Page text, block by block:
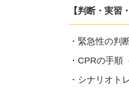
【判断・実習
緊急性の判
CPRの手順
シナリオト